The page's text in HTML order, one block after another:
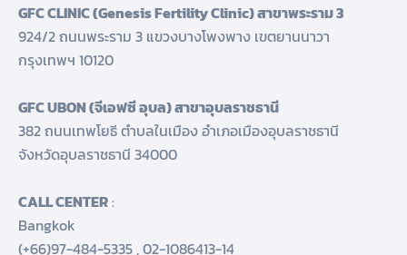
GFC CLINIC (Genesis Fertility Clinic) สาขาพระราม 3
924/2 ถนนพระราม 3 แขวงบางโพงพาง เขตยานนาวา
กรุงเทพฯ 10120
GFC UBON (จีเอฟซี อุบล) สาขาอุบลราชธานี
382 ถนนเทพโยธี ตำบลในเมือง อำเภอเมืองอุบลราชธานี
จังหวัดอุบลราชธานี 34000
CALL CENTER:
Bangkok
(+66)97-484-5335,02-1086413-14